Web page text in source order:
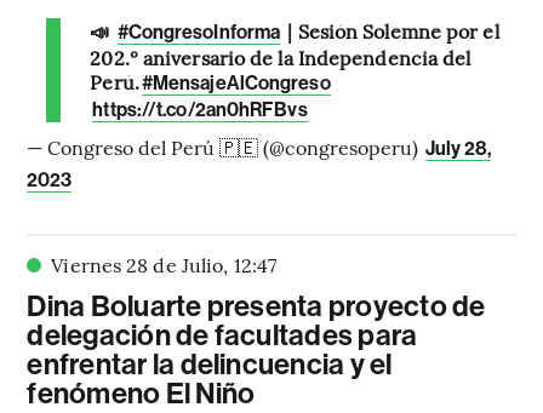
📣 #CongresoInforma | Sesión Solemne por el
202.º aniversario de la Independencia del
Perú.#MensajeAlCongreso
https://t.co/2an0hRFBvs
— Congreso del Perú 🇵🇪 (@congresoperu) July 28,
2023
Viernes 28 de Julio, 12:47
Dina Boluarte presenta proyecto de
delegación de facultades para
enfrentar la delincuencia y el
fenómeno El Niño